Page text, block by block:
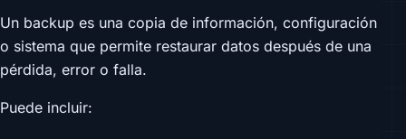
Un backup es una copia de información, configuración
o sistema que permite restaurar datos después de una
pérdida, error o falla.
Puede incluir: